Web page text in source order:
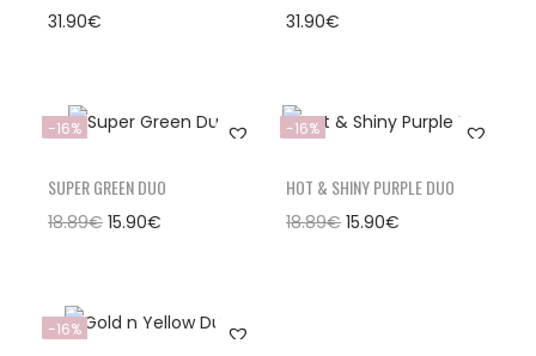
31.90€ 31.90€
-16%
SUPER GREEN DUO
18.89€ 15.90€
-16%
HOT & SHINY PURPLE DUO
18.89€ 15.90€
-16%